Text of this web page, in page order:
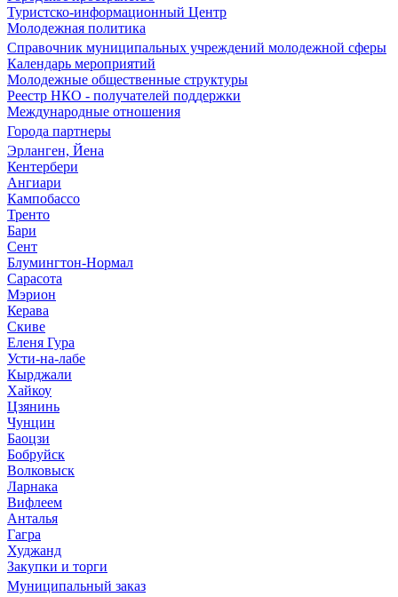
Туристско-информационный Центр
Молодежная политика
Справочник муниципальных учреждений молодежной сферы
Календарь мероприятий
Молодежные общественные структуры
Реестр НКО - получателей поддержки
Международные отношения
Города партнеры
Эрланген, Йена
Кентербери
Ангиари
Кампобассо
Тренто
Бари
Сент
Блумингтон-Нормал
Сарасота
Мэрион
Керава
Скиве
Еленя Гура
Усти-на-лабе
Кырджали
Хайкоу
Цзянинь
Чунцин
Баоцзи
Бобруйск
Волковыск
Ларнака
Вифлеем
Анталья
Гагра
Худжанд
Закупки и торги
Муниципальный заказ